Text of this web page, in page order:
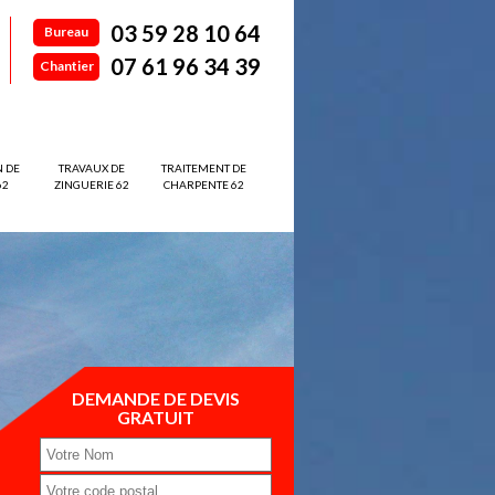
Bureau 03 59 28 10 64
Chantier 07 61 96 34 39
DE
TRAVAUX DE
ZINGUERIE 62
TRAITEMENT DE
CHARPENTE 62
DEMANDE DE DEVIS
GRATUIT